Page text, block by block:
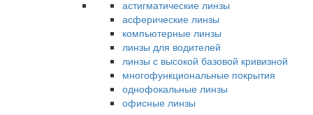
астигматические линзы
асферические линзы
компьютерные линзы
линзы для водителей
линзы с высокой базовой кривизной
многофункциональные покрытия
однофокальные линзы
офисные линзы